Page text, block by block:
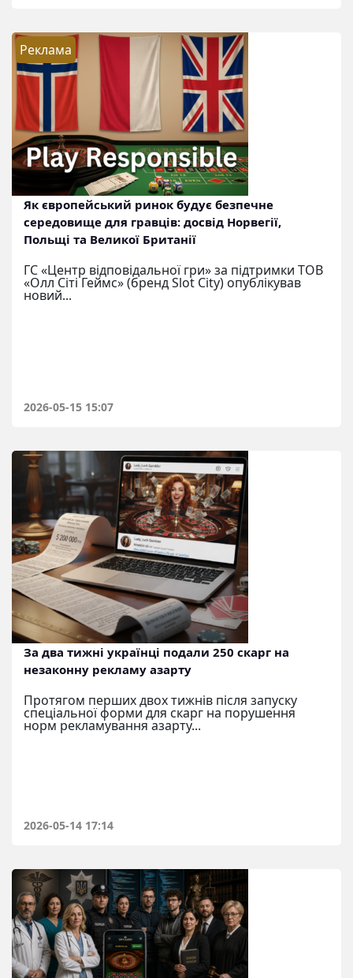
Реклама
Як європейський ринок будує безпечне
середовище для гравців: досвід Норвегії,
Польщі та Великої Британії
ГС «Центр відповідальної гри» за підтримки ТОВ
«Олл Сіті Геймс» (бренд Slot City) опублікував
новий...
2026-05-15 15:07
За два тижні українці подали 250 скарг на
незаконну рекламу азарту
Протягом перших двох тижнів після запуску
спеціальної форми для скарг на порушення
норм рекламування азарту...
2026-05-14 17:14